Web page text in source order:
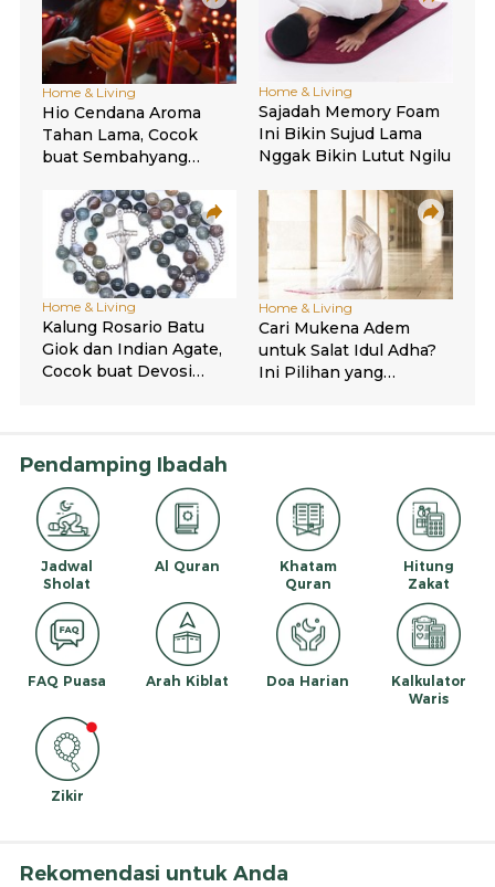
Pendamping Ibadah
Jadwal
Sholat
Al Quran
Khatam
Quran
Hitung
Zakat
FAQ Puasa Arah Kiblat Doa Harian
Kalkulator
Waris
Zikir
Rekomendasi untuk Anda